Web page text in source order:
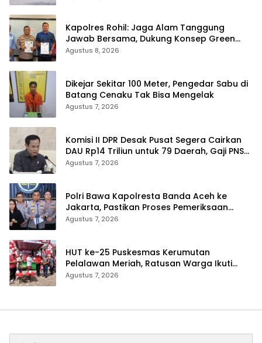
Kapolres Rohil: Jaga Alam Tanggung
Jawab Bersama, Dukung Konsep Green
Policing
Agustus 8, 2026
Dikejar Sekitar 100 Meter, Pengedar Sabu di
Agustus 7, 2026
Komisi II DPR Desak Pusat Segera Cairkan
DAU Rp14 Triliun untuk 79 Daerah, Gaji PNS
Terancam Telat
Agustus 7, 2026
Polri Bawa Kapolresta Banda Aceh ke
Jakarta, Pastikan Proses Pemeriksaan
Profesional dan Transparan
Agustus 7, 2026
HUT ke-25 Puskesmas Kerumutan
Pelalawan Meriah, Ratusan Warga Ikuti
Jalan Santai dan Cek Kesehatan Gratis
Agustus 7, 2026